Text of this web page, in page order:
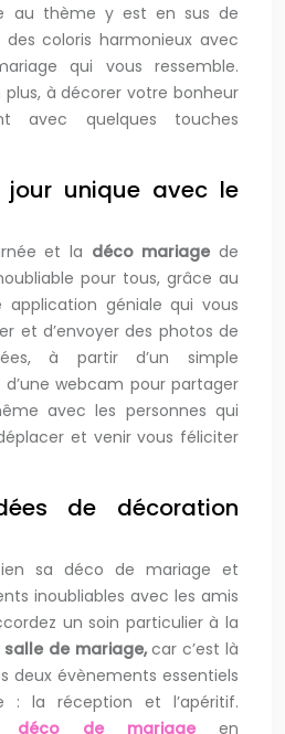
au thème y est en sus de
coloris harmonieux avec
qui vous ressemble.
plus, à décorer votre bonheur
avec quelques touches
jour unique avec le
et la déco mariage de
pour tous, grâce au
application géniale qui vous
et d’envoyer des photos de
à partir d’un simple
webcam pour partager
avec les personnes qui
et venir vous féliciter
de décoration
sa déco de mariage et
inoubliables avec les amis
un soin particulier à la
de mariage,car c’est là
deux évènements essentiels
: la réception et l’apéritif.
déco de mariageen